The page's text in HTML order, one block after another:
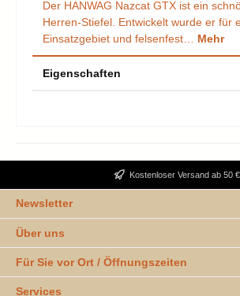
Der HANWAG Nazcat GTX ist ein
Herren-Stiefel. Entwickelt wurde er für
Einsatzgebiet und felsenfest… Mehr
Eigenschaften
Kostenloser Versand ab 50 €
Newsletter
Über uns
Für Sie vor Ort / Öffnungszeiten
Services